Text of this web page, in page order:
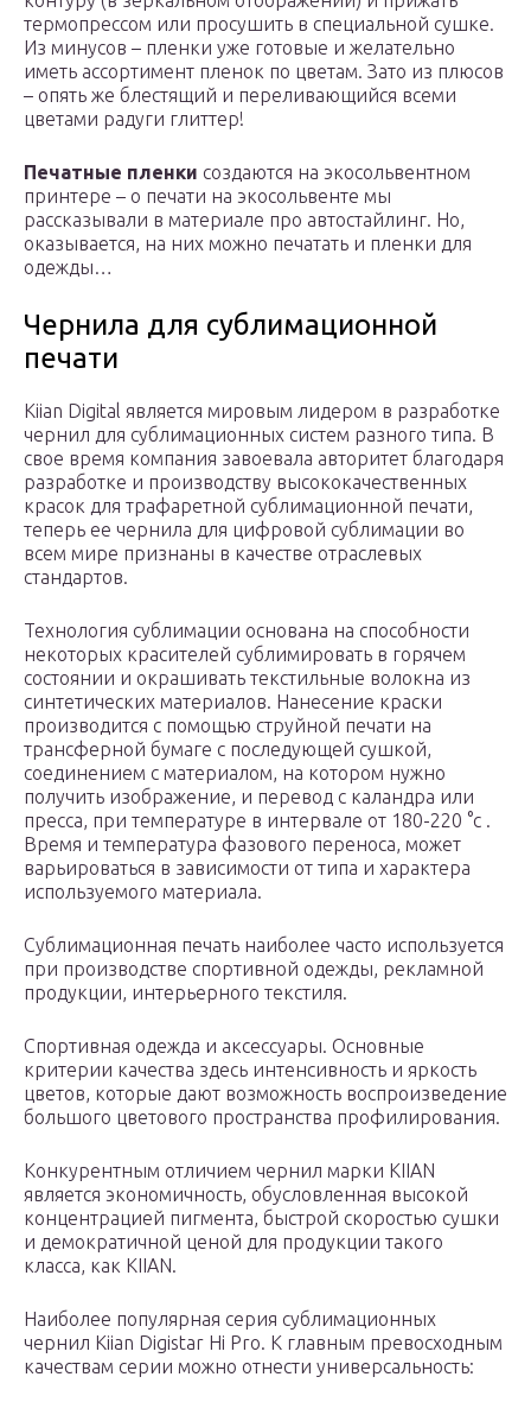
термопрессом или просушить в специальной сушке.
Из минусов – пленки уже готовые и желательно
иметь ассортимент пленок по цветам. Зато из плюсов
– опять же блестящий и переливающийся всеми
цветами радуги глиттер!
Печатные пленки создаются на экосольвентном
принтере – о печати на экосольвенте мы
рассказывали в материале про автостайлинг. Но,
оказывается, на них можно печатать и пленки для
одежды…
Чернила для сублимационной
печати
Kiian Digital является мировым лидером в разработке
чернил для сублимационных систем разного типа. В
свое время компания завоевала авторитет благодаря
разработке и производству высококачественных
красок для трафаретной сублимационной печати,
теперь ее чернила для цифровой сублимации во
всем мире признаны в качестве отраслевых
стандартов.
Технология сублимации основана на способности
некоторых красителей сублимировать в горячем
состоянии и окрашивать текстильные волокна из
синтетических материалов. Нанесение краски
производится с помощью струйной печати на
трансферной бумаге с последующей сушкой,
соединением с материалом, на котором нужно
получить изображение, и перевод с каландра или
пресса, при температуре в интервале от 180-220 °c .
Время и температура фазового переноса, может
варьироваться в зависимости от типа и характера
используемого материала.
Сублимационная печать наиболее часто используется
при производстве спортивной одежды, рекламной
продукции, интерьерного текстиля.
Спортивная одежда и аксессуары. Основные
критерии качества здесь интенсивность и яркость
цветов, которые дают возможность воспроизведение
большого цветового пространства профилирования.
Конкурентным отличием чернил марки KIIAN
является экономичность, обусловленная высокой
концентрацией пигмента, быстрой скоростью сушки
и демократичной ценой для продукции такого
класса, как KIIAN.
Наиболее популярная серия сублимационных
чернил Kiian Digistar Hi Pro. К главным превосходным
качествам серии можно отнести универсальность: